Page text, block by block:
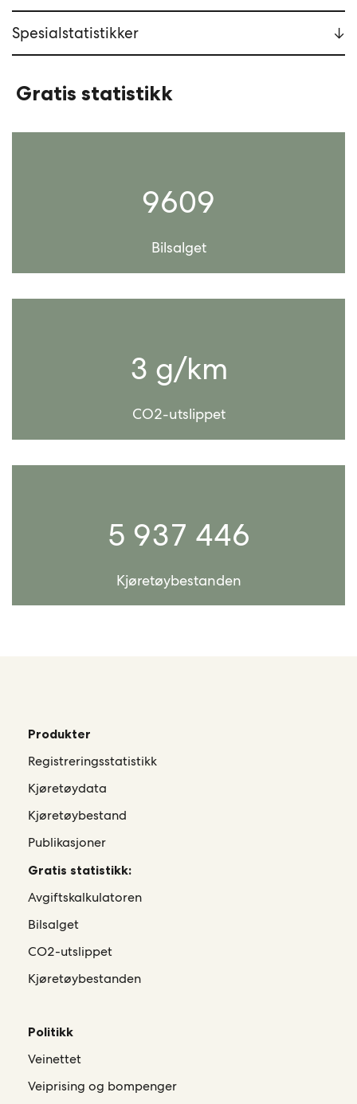
Spesialstatistikker
Gratis statistikk
9609
Bilsalget
3 g/km
CO2-utslippet
5 937 446
Kjøretøybestanden
Produkter
Registreringsstatistikk
Kjøretøydata
Kjøretøybestand
Publikasjoner
Gratis statistikk:
Avgiftskalkulatoren
Bilsalget
CO2-utslippet
Kjøretøybestanden
Politikk
Veinettet
Veiprising og bompenger